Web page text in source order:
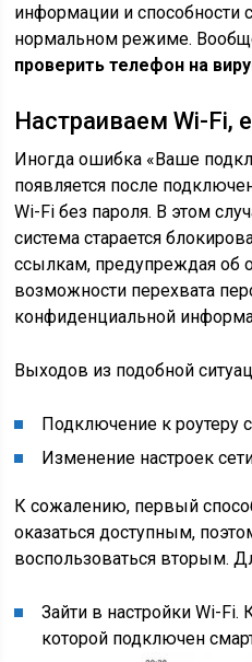
информации и способности
нормальном режиме.
проверить телефон на
Настраиваем Wi-Fi,
Иногда ошибка «Ваше
появляется после
Wi-Fi без пароля. В этом
система старается
ссылкам, предупреждая об
возможности перехвата
конфиденциальной
Выходов из подобной
Подключение к роутеру
Изменение настроек
К сожалению, первый
оказаться доступным,
воспользоваться вторым.
Зайти в настройки Wi-Fi.
которой подключен